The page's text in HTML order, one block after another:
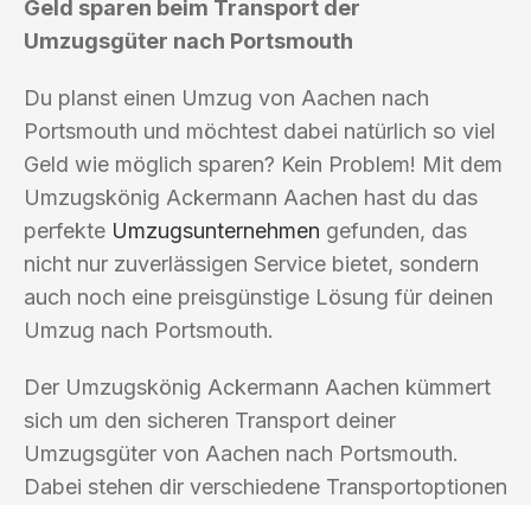
Geld sparen beim Transport der
Umzugsgüter nach Portsmouth
Du planst einen Umzug von Aachen nach
Portsmouth und möchtest dabei natürlich so viel
Geld wie möglich sparen? Kein Problem! Mit dem
Umzugskönig Ackermann Aachen hast du das
perfekte Umzugsunternehmen gefunden, das
nicht nur zuverlässigen Service bietet, sondern
auch noch eine preisgünstige Lösung für deinen
Umzug nach Portsmouth.
Der Umzugskönig Ackermann Aachen kümmert
sich um den sicheren Transport deiner
Umzugsgüter von Aachen nach Portsmouth.
Dabei stehen dir verschiedene Transportoptionen